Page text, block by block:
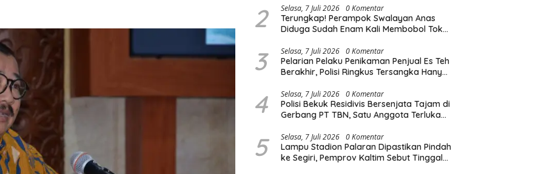
2 Selasa, 7 Juli 2026 0 Komentar
Terungkap! Perampok Swalayan Anas
Diduga Sudah Enam Kali Membobol Toko
3 Selasa, 7 Juli 2026 0 Komentar
Pelarian Pelaku Penikaman Penjual Es Teh
Berakhir, Polisi Ringkus Tersangka Hanya
4 Selasa, 7 Juli 2026 0 Komentar
Polisi Bekuk Residivis Bersenjata Tajam di
Gerbang PT TBN, Satu Anggota Terluka
5 Selasa, 7 Juli 2026 0 Komentar
Lampu Stadion Palaran Dipastikan Pindah
ke Segiri, Pemprov Kaltim Sebut Tinggal